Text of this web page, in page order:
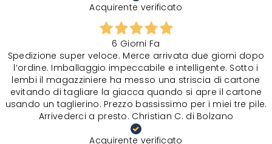
Acquirente verificato
6 Giorni Fa
Spedizione super veloce. Merce arrivata due giorni dopo
l‘ordine. Imballaggio impeccabile e intelligente. Sotto i
lembi il magazziniere ha messo una striscia di cartone
evitando di tagliare la giacca quando si apre il cartone
usando un taglierino. Prezzo bassissimo per i miei tre pile.
Arrivederci a presto. Christian C. di Bolzano
Acquirente verificato